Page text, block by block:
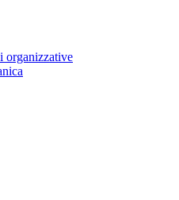
organizzative